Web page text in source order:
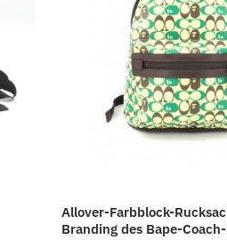
Allover-Farbblock-
Branding des Bape-Coach-